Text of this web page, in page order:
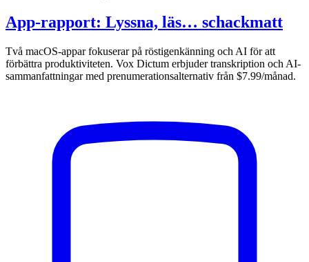
App-rapport: Lyssna, läs… schackmatt
Två macOS-appar fokuserar på röstigenkänning och AI för att
förbättra produktiviteten. Vox Dictum erbjuder transkription och AI-
sammanfattningar med prenumerationsalternativ från $7.99/månad.